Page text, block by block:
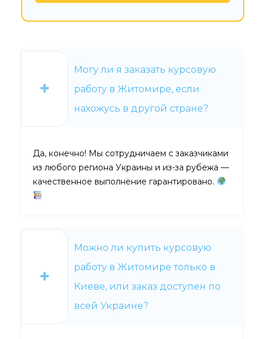
Могу ли я заказать курсовую
работу в Житомире, если
нахожусь в другой стране?
Да, конечно! Мы сотрудничаем с заказчиками
из любого региона Украины и из-за рубежа —
качественное выполнение гарантировано.
Можно ли купить курсовую
работу в Житомире только в
Киеве, или заказ доступен по
всей Украине?